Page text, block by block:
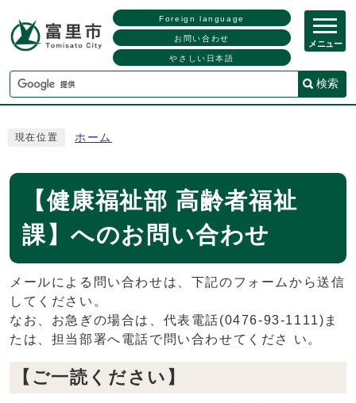
Foreign language
お問い合わせ
やさしい日本語
検索
メニュー
現在位置 ホーム
【健康福祉部 高齢者福祉
課】へのお問い合わせ
メールによる問い合わせは、下記のフォームから送信
してください。
なお、お急ぎの場合は、代表電話(0476-93-1111)ま
たは、担当部署へ電話で問い合わせてくださ い。
【ご一読ください】